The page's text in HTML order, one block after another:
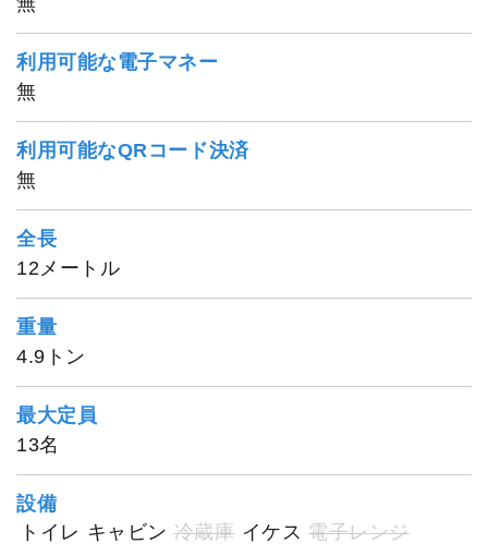
利用可能な電子マネー
無
利用可能なQRコード決済
無
全長
12メートル
重量
4.9トン
最大定員
13名
設備
トイレ キャビン 冷蔵庫 イケス 電子レンジ